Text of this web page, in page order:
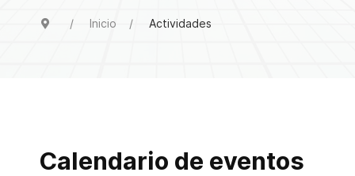
Inicio Actividades
Calendario de eventos